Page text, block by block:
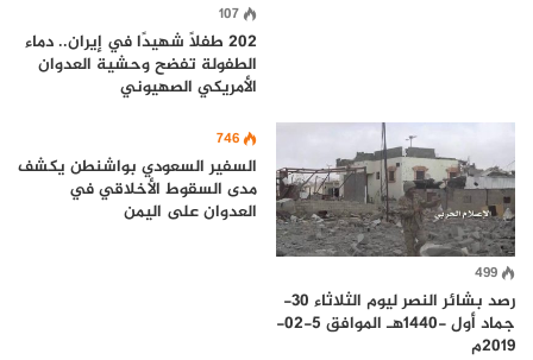
107
202 طفلًا شهيدًا في إيران.. دماء
الطفولة تفضح وحشية العدوان
الأمريكي الصهيوني
499
رصد بشائر النصر ليوم الثلاثاء 30-
جماد أول -1440هـ الموافق 5-02-
2019م
746
السفير السعودي بواشنطن يكشف
مدى السقوط الأخلاقي في
العدوان على اليمن